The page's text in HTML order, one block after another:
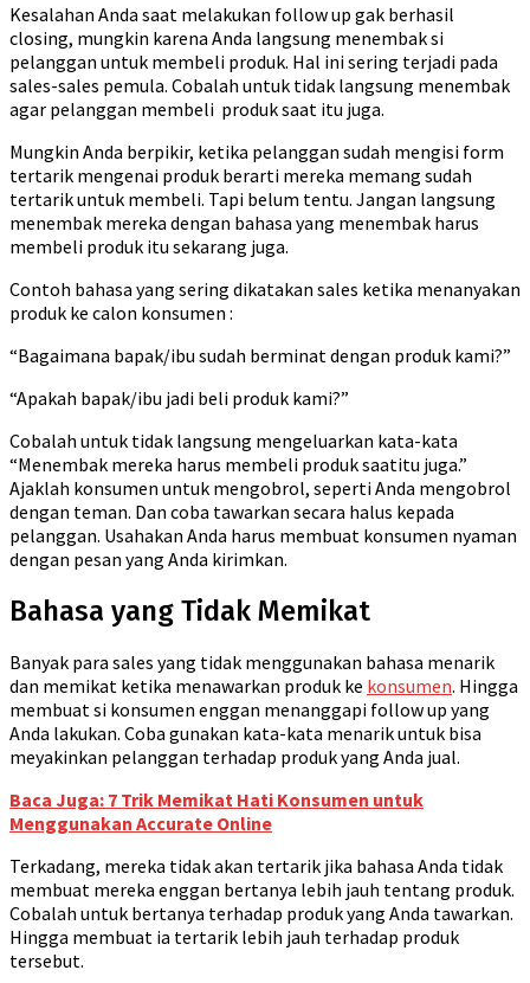
Kesalahan Anda saat melakukan follow up gak berhasil
closing, mungkin karena Anda langsung menembak si
pelanggan untuk membeli produk. Hal ini sering terjadi pada
sales-sales pemula. Cobalah untuk tidak langsung menembak
agar pelanggan membeli produk saat itu juga.
Mungkin Anda berpikir, ketika pelanggan sudah mengisi form
tertarik mengenai produk berarti mereka memang sudah
tertarik untuk membeli. Tapi belum tentu. Jangan langsung
menembak mereka dengan bahasa yang menembak harus
membeli produk itu sekarang juga.
Contoh bahasa yang sering dikatakan sales ketika menanyakan
produk ke calon konsumen :
“Bagaimana bapak/ibu sudah berminat dengan produk kami?”
“Apakah bapak/ibu jadi beli produk kami?”
Cobalah untuk tidak langsung mengeluarkan kata-kata
“Menembak mereka harus membeli produk saatitu juga.”
Ajaklah konsumen untuk mengobrol, seperti Anda mengobrol
dengan teman. Dan coba tawarkan secara halus kepada
pelanggan. Usahakan Anda harus membuat konsumen nyaman
dengan pesan yang Anda kirimkan.
Bahasa yang Tidak Memikat
Banyak para sales yang tidak menggunakan bahasa menarik
dan memikat ketika menawarkan produk ke konsumen. Hingga
membuat si konsumen enggan menanggapi follow up yang
Anda lakukan. Coba gunakan kata-kata menarik untuk bisa
meyakinkan pelanggan terhadap produk yang Anda jual.
Baca Juga: 7 Trik Memikat Hati Konsumen untuk
Menggunakan Accurate Online
Terkadang, mereka tidak akan tertarik jika bahasa Anda tidak
membuat mereka enggan bertanya lebih jauh tentang produk.
Cobalah untuk bertanya terhadap produk yang Anda tawarkan.
Hingga membuat ia tertarik lebih jauh terhadap produk
tersebut.